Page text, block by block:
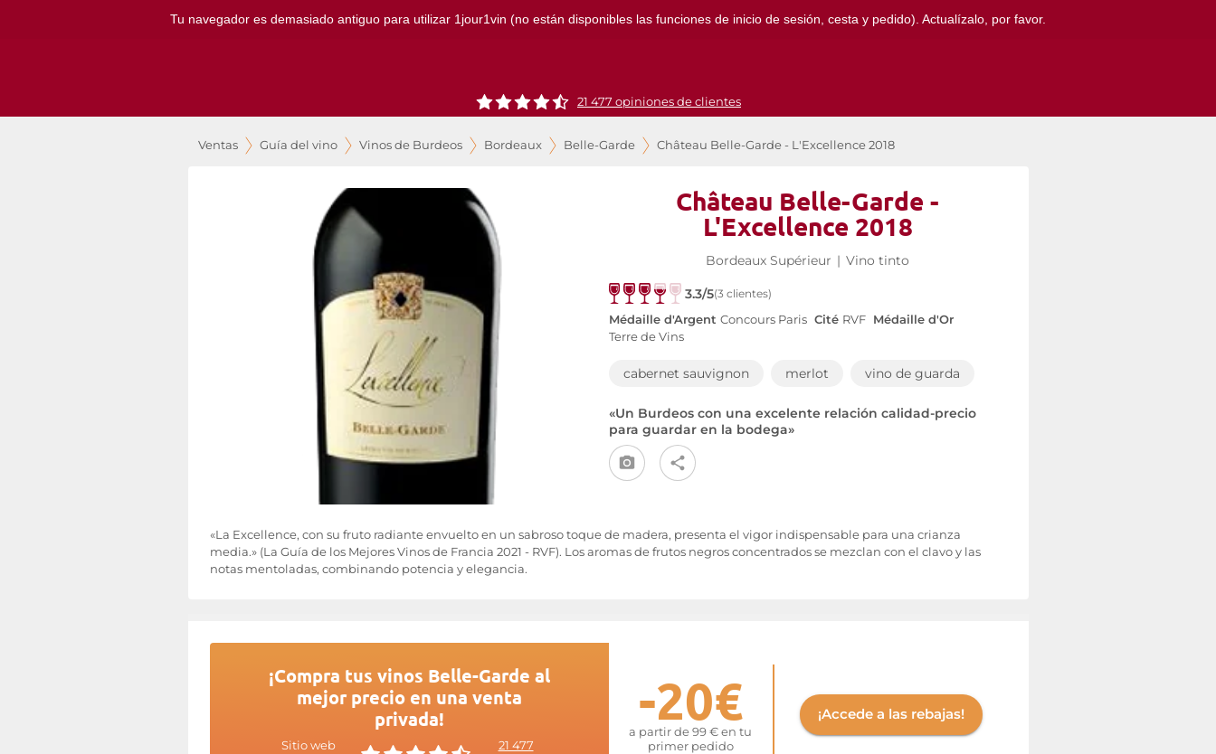
Tu navegador es demasiado antiguo para utilizar 1jour1vin (no están disponibles las funciones de inicio de sesión, cesta y pedido). Actualízalo, por favor.
21 477 opiniones de clientes
Ventas Guía del vino Vinos de Burdeos Bordeaux Belle-Garde Château Belle-Garde - L'Excellence 2018
Château Belle-Garde -
L'Excellence 2018
Bordeaux Supérieur | Vino tinto
3.3/5(3 clientes)
Médaille d'Argent Concours Paris Cité RVF
Médaille d'Or
Terre de Vins
cabernet sauvignon merlot vino de guarda
«Un Burdeos con una excelente relación calidad-precio
para guardar en la bodega»
«La Excellence, con su fruto radiante envuelto en un sabroso toque de madera, presenta el vigor indispensable para una crianza
media.» (La Guía de los Mejores Vinos de Francia 2021 - RVF). Los aromas de frutos negros concentrados se mezclan con el clavo y las
notas mentoladas, combinando potencia y elegancia.
¡Compra tus vinos Belle-Garde al
mejor precio en una venta
privada!
Sitio web
21 477
-20€
a partir de 99 € en tu
primer pedido
¡Accede a las rebajas!